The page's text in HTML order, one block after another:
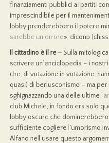
finanziamenti pubblici ai partiti
imprescindibile per il
lobby prenderebbero il potere
sarebbe un errore», dicono
Il cittadino è il re – Sulla
scrivere un’enciclopedia – i
che, di votazione in votazione,
quasi) di berlusconismo – ma
sghignazzando una delle ultime
club Michele, in fondo era solo
lobby oscure che
sufficiente cogliere l’umorismo
Alfano nell’usare questo